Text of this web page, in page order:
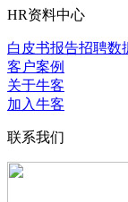
HR资料中心
白皮书报告招聘数
客户案例
关于牛客
加入牛客
联系我们